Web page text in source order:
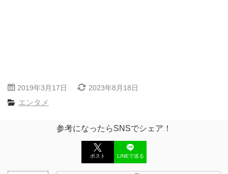
2019年3月17日 2023年8月18日
エンタメ
参考になったらSNSでシェア！
ポスト LINEで送る